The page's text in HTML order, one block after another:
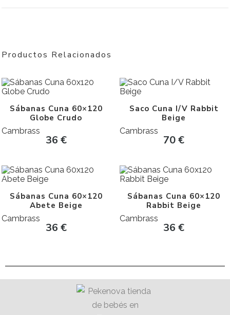
Productos Relacionados
Sábanas Cuna 60×120
Globe Crudo
Cambrass
36 €
Saco Cuna I/V Rabbit
Beige
Cambrass
70€
Sábanas Cuna 60×120
Abete Beige
Cambrass
36 €
Sábanas Cuna 60×120
Rabbit Beige
Cambrass
36€